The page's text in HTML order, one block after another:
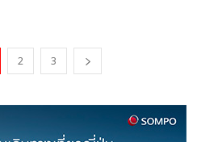
2 3